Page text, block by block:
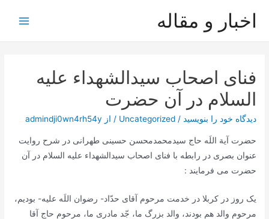
اخبار و مقاله
فنای اصحاب سیدالشهداء علیه
السلام در آن حضرت
دیدگاه‌ خود را بنویسید /
Uncategorized / از admindji0wn4rh54y
حضرت آیة اللَه حاج سیدمحمدمحسن حسینی طهرانی در شرح روایت
عنوان بصری در رابطه با فنای اصحاب سیدالشهداء علیه السلام در آن
حضرت می فرمایند :
یک روز در کربلا در خدمت مرحوم آقاى حدّاد- رضوان اللَه علیه- بودیم،
مرحوم والد هم بودند، والد بزرگ ما، جّد مادرى ما، مرحوم حاج آقا